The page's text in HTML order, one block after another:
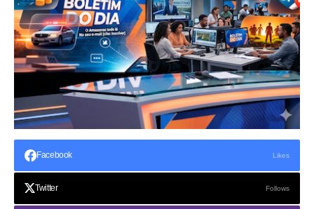
Facebook Likes
Twitter Follows